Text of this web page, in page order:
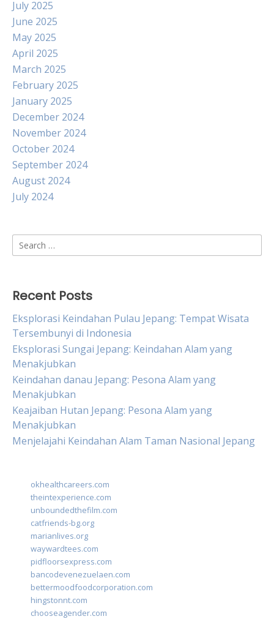
July 2025
June 2025
May 2025
April 2025
March 2025
February 2025
January 2025
December 2024
November 2024
October 2024
September 2024
August 2024
July 2024
Search
for:
Recent Posts
Eksplorasi Keindahan Pulau Jepang: Tempat Wisata
Tersembunyi di Indonesia
Eksplorasi Sungai Jepang: Keindahan Alam yang
Menakjubkan
Keindahan danau Jepang: Pesona Alam yang
Menakjubkan
Keajaiban Hutan Jepang: Pesona Alam yang
Menakjubkan
Menjelajahi Keindahan Alam Taman Nasional Jepang
okhealthcareers.com
theintexperience.com
unboundedthefilm.com
catfriends-bg.org
marianlives.org
waywardtees.com
pidfloorsexpress.com
bancodevenezuelaen.com
bettermoodfoodcorporation.com
hingstonnt.com
chooseagender.com